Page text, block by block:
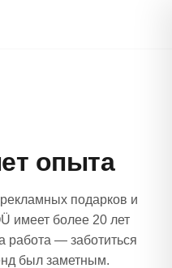
опыта
подарков и
имеет более 20 лет
— заботиться
был заметным.